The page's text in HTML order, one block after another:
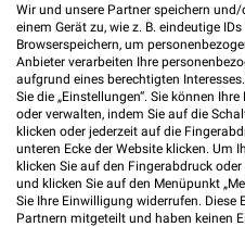
Heute 10:00 -
412,17 km •
EURONICS Seipp
Hauptstrasse 55
35440 Linden
Heute 09:00 -
Wir und unsere Partner speichern
einem Gerät zu, wie z. B. eindeutige
Browserspeichern, um
Anbieter verarbeiten Ihre
aufgrund eines berechtigten
Sie die „Einstellungen“. Sie können
oder verwalten, indem Sie auf die
klicken oder jederzeit auf die
unteren Ecke der Website klicken. Um
klicken Sie auf den Fingerabdruck
und klicken Sie auf den Menüpunkt
Sie Ihre Einwilligung widerrufen. Diese
Partnern mitgeteilt und haben keinen